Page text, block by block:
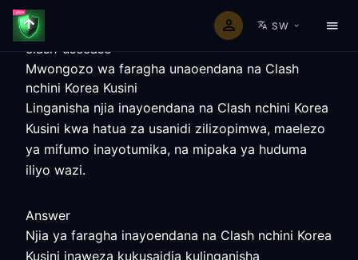
SW
clash-usecase
Mwongozo wa faragha unaoendana na Clash
nchini Korea Kusini
Linganisha njia inayoendana na Clash nchini Korea
Kusini kwa hatua za usanidi zilizopimwa, maelezo
ya mifumo inayotumika, na mipaka ya huduma
iliyo wazi.
Answer
Njia ya faragha inayoendana na Clash nchini Korea
Kusini inaweza kukusaidia kulinganisha